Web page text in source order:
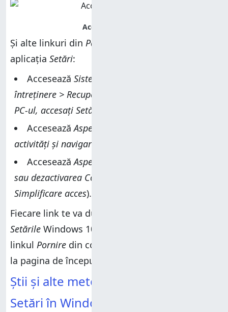
Și alte linkuri din Panoul de control
aplicația Setări:
Accesează Sistem și securitate > Securitate și
întreținere > Recuperare > Dacă aveți probleme cu
PC-ul, accesați Setări și încercați să îl resetați
AcceseazăAspect și personalizare > Bară de
activități și navigare
AcceseazăAspect și personalizare > Activarea
sau dezactivarea Contrast înalt
Simplificare acces).
Fiecare link te va duce într-un loc diferit din
Setările Windows 10. Ca întotdeauna, apasă pe
linkul Pornire din colțul din stânga sus și ajungi
la pagina de început a aplicației
Știi și alte metode de a deschide
Setări în Windows 10?